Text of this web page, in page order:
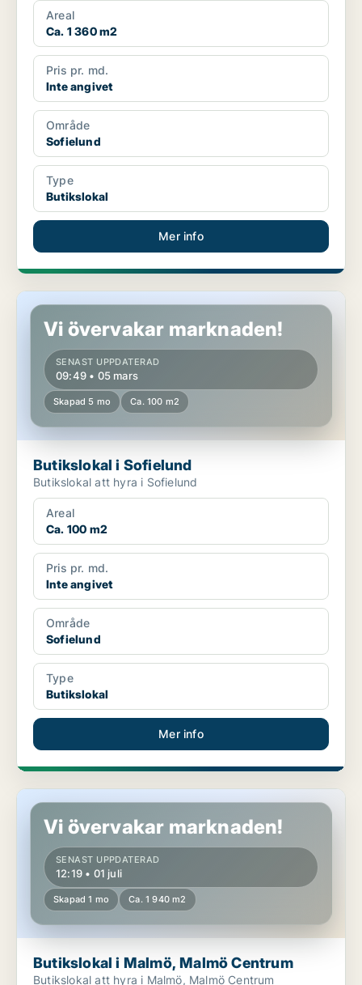
Areal
Ca. 1 360 m2
Pris pr. md.
Inte angivet
Område
Sofielund
Type
Butikslokal
Mer info
Butikslokal i Sofielund
Vi övervakar marknaden!
SENAST UPPDATERAD
09:49 • 05 mars
Skapad 5 mo Ca. 100 m2
Butikslokal i Sofielund
Butikslokal att hyra i Sofielund
Areal
Ca. 100 m2
Pris pr. md.
Inte angivet
Område
Sofielund
Type
Butikslokal
Mer info
Butikslokal i Malmö, Malmö Centrum
Vi övervakar marknaden!
SENAST UPPDATERAD
12:19 • 01 juli
Skapad 1 mo Ca. 1 940 m2
Butikslokal i Malmö, Malmö Centrum
Butikslokal att hyra i Malmö, Malmö Centrum